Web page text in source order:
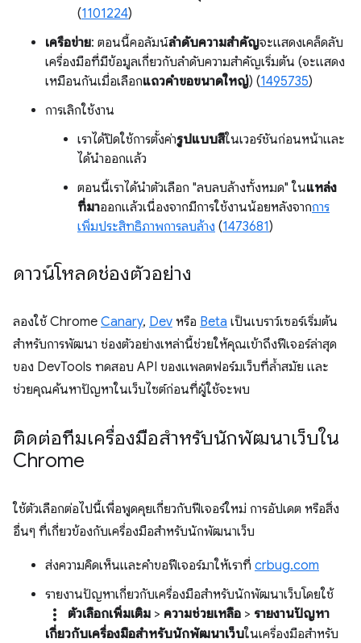
(1101224)
เครือข่าย: ตอนนี้คอลัมน์ลำดับความสำคัญจะแสดงเคล็ดลับ
เครื่องมือที่มีข้อมูลเกี่ยวกับลำดับความสำคัญเริ่มต้น (จะแสดง
เหมือนกันเมื่อเลือกแถวคำขอขนาดใหญ่) (1495735)
การเลิกใช้งาน
เราได้ปิดใช้การตั้งค่ารูปแบบสีในเวอร์ชันก่อนหน้าและ
ได้นำออกแล้ว
ตอนนี้เราได้นำตัวเลือก "ลบลบล้างทั้งหมด" ในแหล่ง
ที่มาออกแล้วเนื่องจากมีการใช้งานน้อยหลังจากการ
เพิ่มประสิทธิภาพการลบล้าง (1473681)
ดาวน์โหลดช่องตัวอย่าง
ลองใช้ Chrome Canary, Dev หรือ Beta เป็นเบราว์เซอร์เริ่มต้น
สำหรับการพัฒนา ช่องตัวอย่างเหล่านี้ช่วยให้คุณเข้าถึงฟีเจอร์ล่าสุด
ของ DevTools ทดสอบ API ของแพลตฟอร์มเว็บที่ล้ำสมัย และ
ช่วยคุณค้นหาปัญหาในเว็บไซต์ก่อนที่ผู้ใช้จะพบ
ติดต่อทีมเครื่องมือสำหรับนักพัฒนาเว็บใน
Chrome
ใช้ตัวเลือกต่อไปนี้เพื่อพูดคุยเกี่ยวกับฟีเจอร์ใหม่ การอัปเดต หรือสิ่ง
อื่นๆ ที่เกี่ยวข้องกับเครื่องมือสำหรับนักพัฒนาเว็บ
ส่งความคิดเห็นและคำขอฟีเจอร์มาให้เราที่ crbug.com
รายงานปัญหาเกี่ยวกับเครื่องมือสำหรับนักพัฒนาเว็บโดยใช้
more_vert ตัวเลือกเพิ่มเติม > ความช่วยเหลือ > รายงานปัญหา
เกี่ยวกับเครื่องมือสำหรับนักพัฒนาเว็บในเครื่องมือสำหรับ